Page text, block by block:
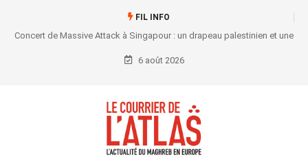
FIL INFO
Concert de Massive Attack à Singapour : un drapeau palestinien et une
convocation au commissariat
6 août 2026